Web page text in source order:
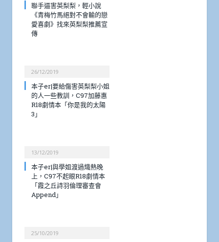
聯手逼害英梨梨，輕小說
《青梅竹馬絕對不會輸的戀
愛喜劇》找來英梨梨推薦宣
傳
26/12/2019
本子er|要給傷害英梨梨小姐
的人一些教訓，C97加藤惠
R18劇情本「你是我的太陽
3」
13/12/2019
本子er|與學姐渡過熾熱晚
上，C97不起眼R18劇情本
「霞之丘詩羽倫理審查會
Append」
25/10/2019